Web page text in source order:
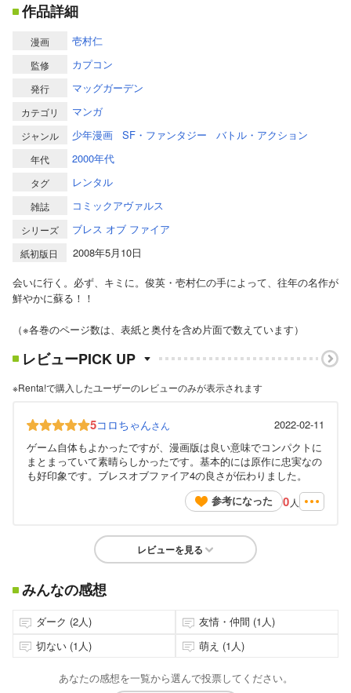
作品詳細
漫画 壱村仁
監修 カプコン
発行 マッグガーデン
カテゴリ マンガ
ジャンル 少年漫画 SF・ファンタジー バトル・アクション
年代 2000年代
タグ レンタル
雑誌 コミックアヴァルス
シリーズ ブレス オブ ファイア
紙初版日
2008年5月10日
会いに行く。必ず、キミに。俊英・壱村仁の手によって、往年の名作が
鮮やかに蘇る！！
（※各巻のページ数は、表紙と奥付を含め片面で数えています）
レビューPICK UP
※Renta!で購入したユーザーのレビューのみが表示されます
5コロちゃんさん
2022-02-11
ゲーム自体もよかったですが、漫画版は良い意味でコンパクトに
まとまっていて素晴らしかったです。基本的には原作に忠実なの
も好印象です。ブレスオブファイア4の良さが伝わりました。
参考になった
0 人
レビューを見る
みんなの感想
ダーク (2人)
友情・仲間 (1人)
切ない (1人)
萌え (1人)
あなたの感想を一覧から選んで投票してください。